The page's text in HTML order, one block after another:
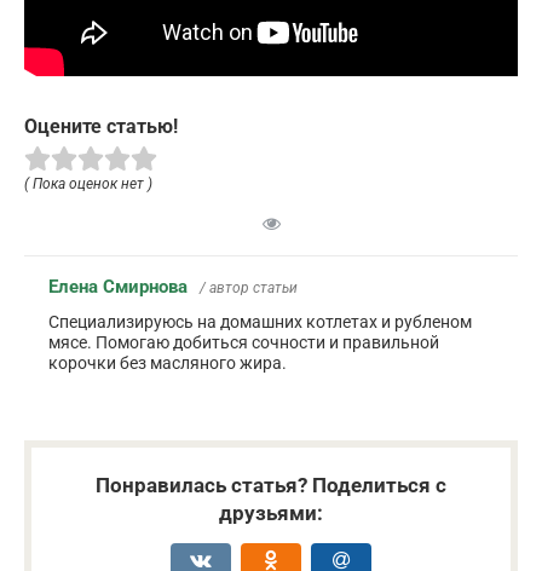
Оцените статью!
( Пока оценок нет )
Елена Смирнова / автор статьи
Специализируюсь на домашних котлетах и рубленом
мясе. Помогаю добиться сочности и правильной
корочки без масляного жира.
Понравилась статья? Поделиться с
друзьями: